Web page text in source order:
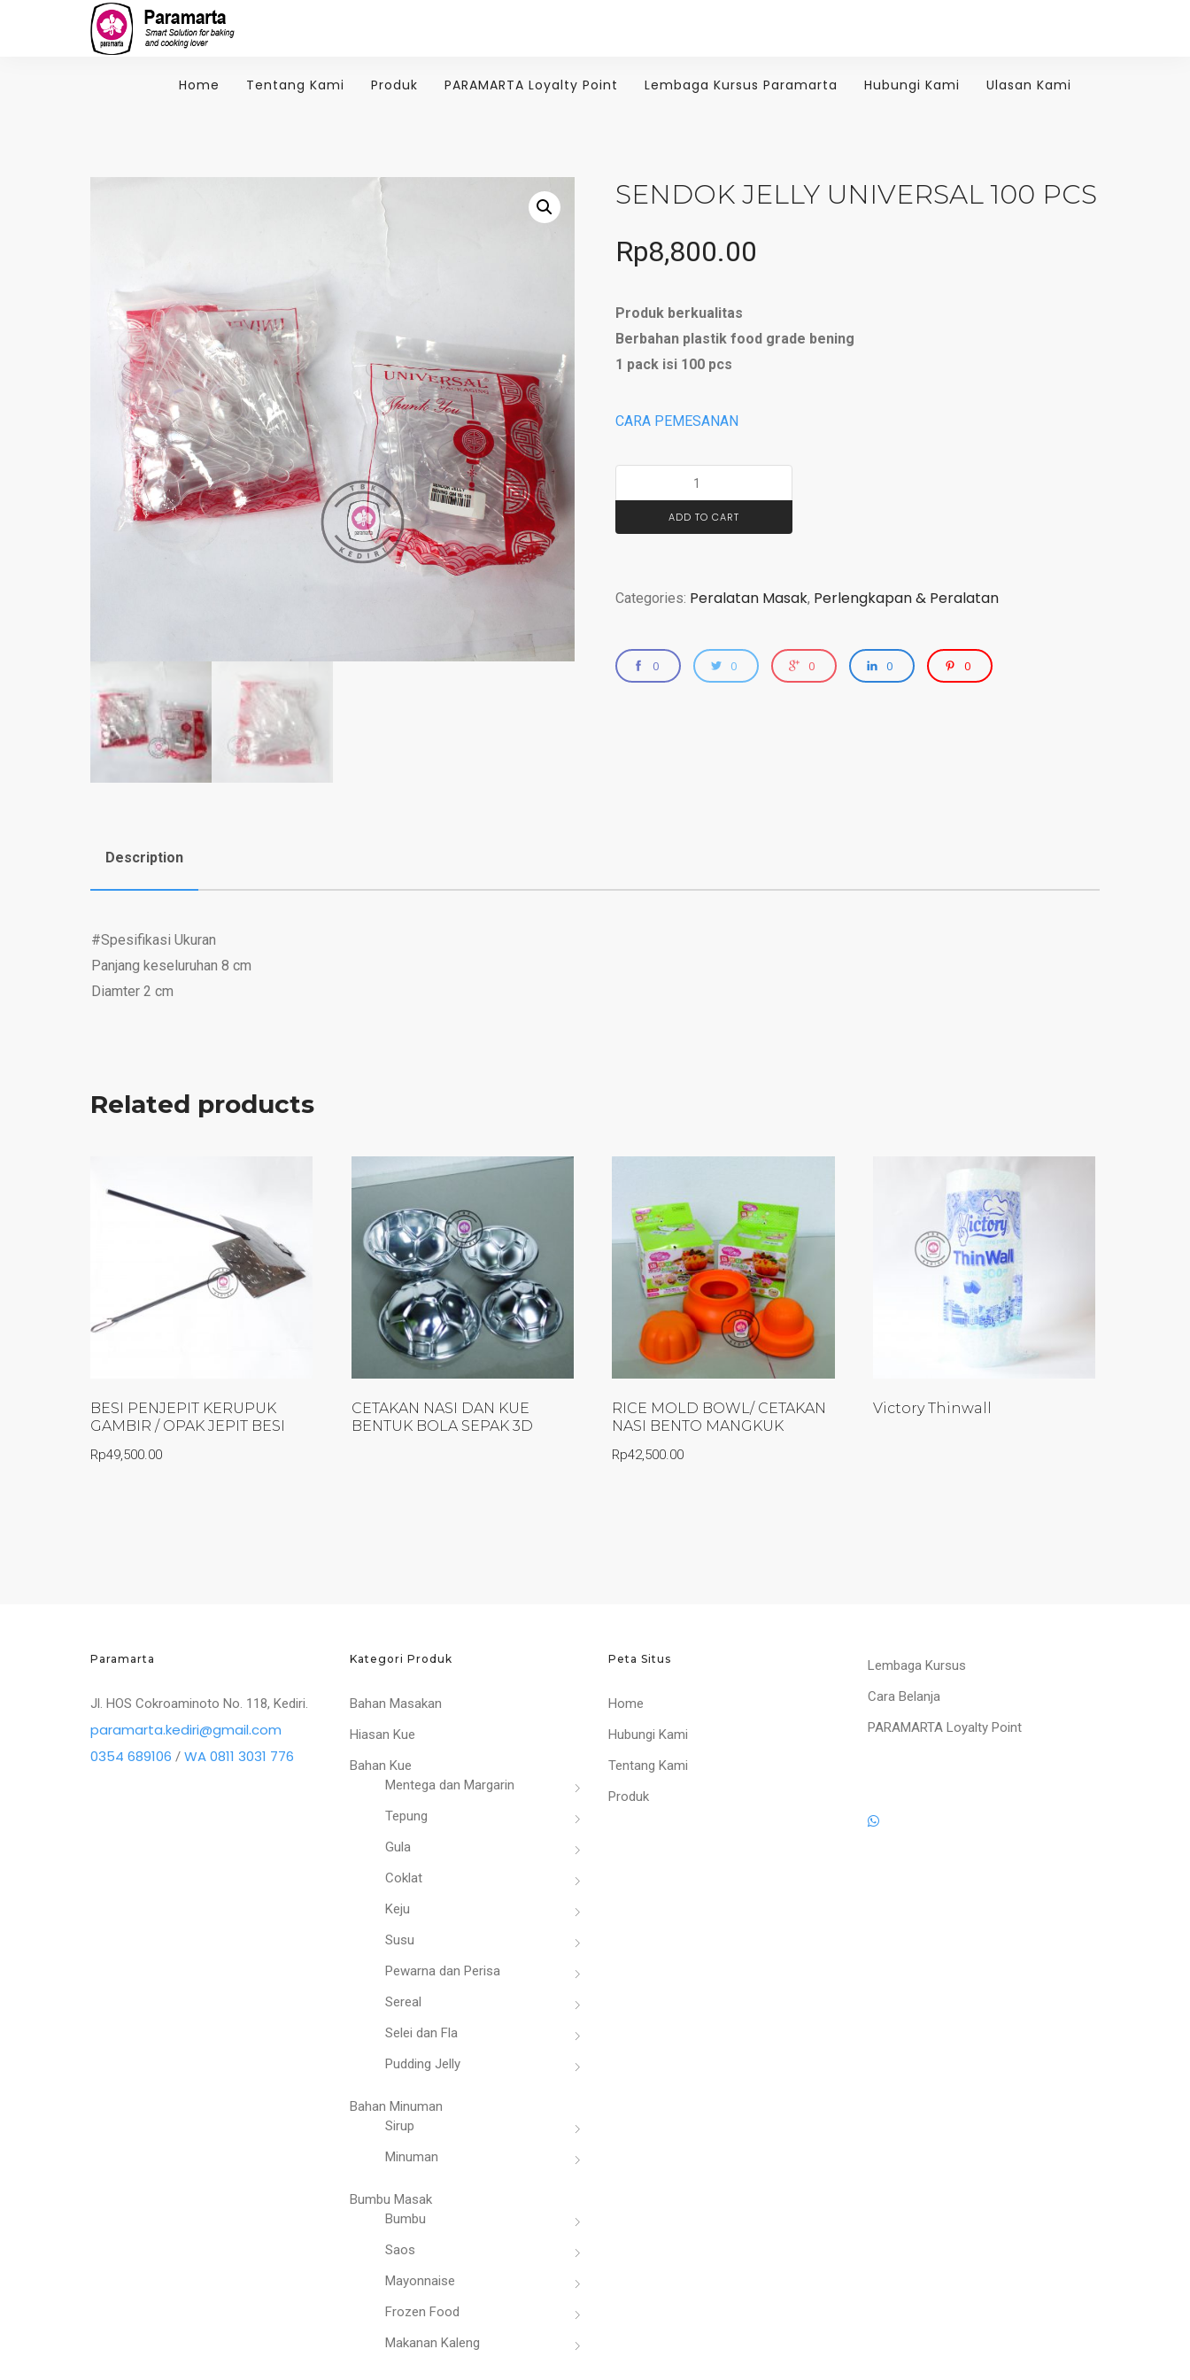
Home Tentang Kami Produk PARAMARTA Loyalty Point Lembaga Kursus Paramarta Hubungi Kami Ulasan Kami
SENDOK JELLY UNIVERSAL 100 PCS
Rp8,800.00
Produk berkualitas
Berbahan plastik food grade bening
1 pack isi 100 pcs
CARA PEMESANAN
ADD TO CART
Categories: Peralatan Masak, Perlengkapan & Peralatan
0 0 0 0 0
Description
#Spesifikasi Ukuran
Panjang keseluruhan 8 cm
Diamter 2 cm
Related products
BESI PENJEPIT KERUPUK
GAMBIR / OPAK JEPIT BESI
Rp49,500.00
CETAKAN NASI DAN KUE
BENTUK BOLA SEPAK 3D
RICE MOLD BOWL/ CETAKAN
NASI BENTO MANGKUK
Rp42,500.00
Victory Thinwall
Paramarta
Jl. HOS Cokroaminoto No. 118, Kediri.
paramarta.kediri@gmail.com
0354 689106 / WA 0811 3031 776
Kategori Produk
Bahan Masakan
Hiasan Kue
Bahan Kue
Mentega dan Margarin
Tepung
Gula
Coklat
Keju
Susu
Pewarna dan Perisa
Sereal
Selei dan Fla
Pudding Jelly
Bahan Minuman
Sirup
Minuman
Bumbu Masak
Bumbu
Saos
Mayonnaise
Frozen Food
Makanan Kaleng
Peta Situs
Home
Hubungi Kami
Tentang Kami
Produk
Lembaga Kursus
Cara Belanja
PARAMARTA Loyalty Point